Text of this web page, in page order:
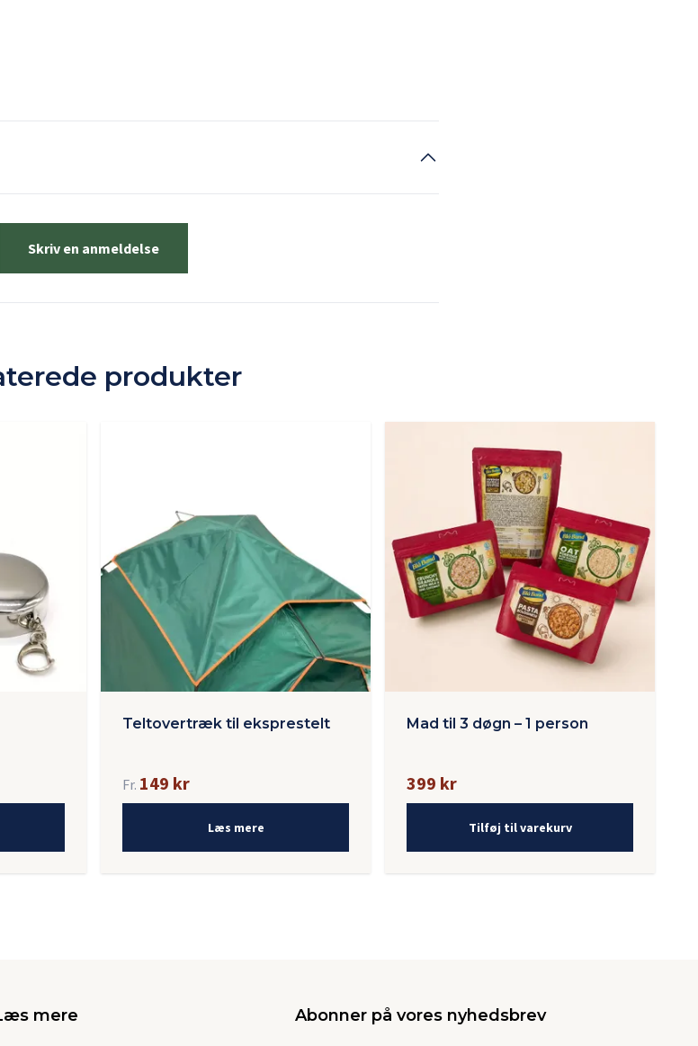
Skriv en anmeldelse
produkter
Teltovertræk til eksprestelt
Fr. 149 kr
Læs mere
Mad til 3 døgn – 1 person
399 kr
Tilføj til varekurv
mere Abonner på vores nyhedsbrev